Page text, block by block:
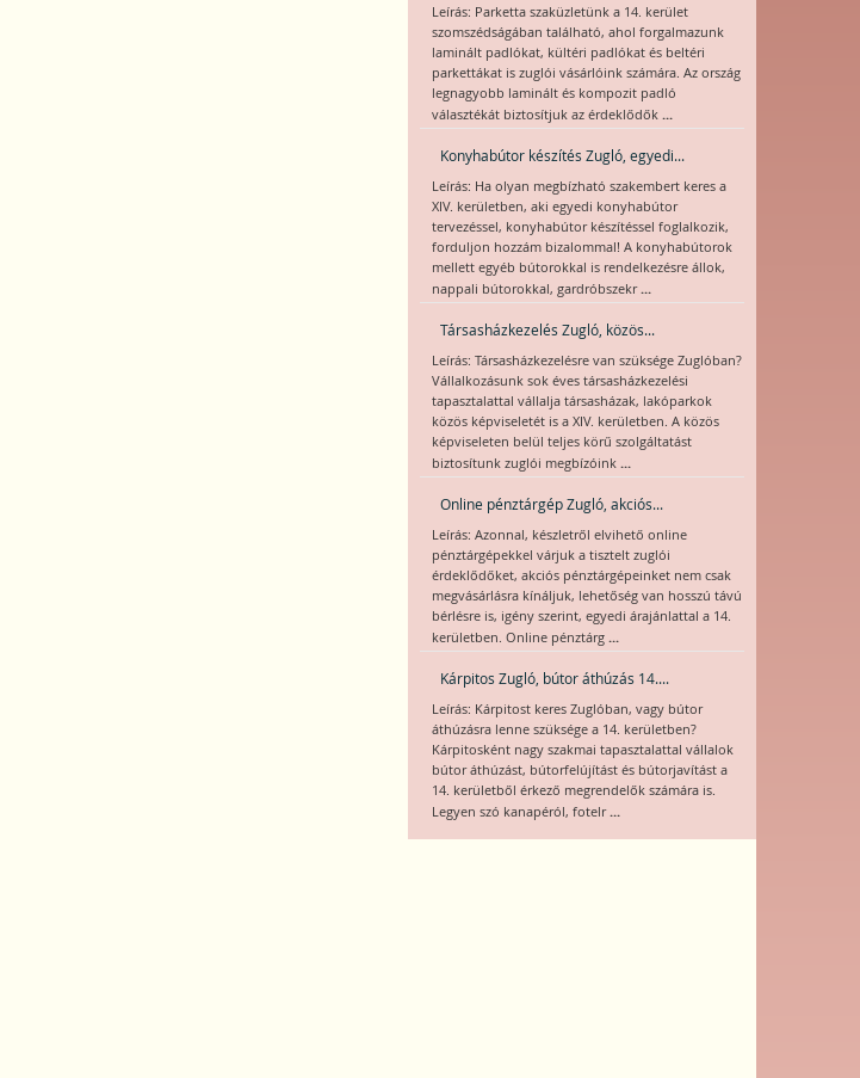
Leírás: Parketta szaküzletünk a 14. kerület
szomszédságában található, ahol forgalmazunk
laminált padlókat, kültéri padlókat és beltéri
parkettákat is zuglói vásárlóink számára. Az ország
legnagyobb laminált és kompozit padló
választékát biztosítjuk az érdeklődők ...
Konyhabútor készítés Zugló, egyedi...
Leírás: Ha olyan megbízható szakembert keres a
XIV. kerületben, aki egyedi konyhabútor
tervezéssel, konyhabútor készítéssel foglalkozik,
forduljon hozzám bizalommal! A konyhabútorok
mellett egyéb bútorokkal is rendelkezésre állok,
nappali bútorokkal, gardróbszekr...
Társasházkezelés Zugló, közös...
Leírás: Társasházkezelésre van szüksége Zuglóban?
Vállalkozásunk sok éves társasházkezelési
tapasztalattal vállalja társasházak, lakóparkok
közös képviseletét is a XIV. kerületben. A közös
képviseleten belül teljes körű szolgáltatást
biztosítunk zuglói megbízóink ...
Online pénztárgép Zugló, akciós...
Leírás: Azonnal, készletről elvihető online
pénztárgépekkel várjuk a tisztelt zuglói
érdeklődőket, akciós pénztárgépeinket nem csak
megvásárlásra kínáljuk, lehetőség van hosszú távú
bérlésre is, igény szerint, egyedi árajánlattal a 14.
kerületben. Online pénztárg ...
Kárpitos Zugló, bútor áthúzás 14....
Leírás: Kárpitost keres Zuglóban, vagy bútor
áthúzásra lenne szüksége a 14. kerületben?
Kárpitosként nagy szakmai tapasztalattal vállalok
bútor áthúzást, bútorfelújítást és bútorjavítást a
14. kerületből érkező megrendelők számára is.
Legyen szó kanapéról, fotelr...